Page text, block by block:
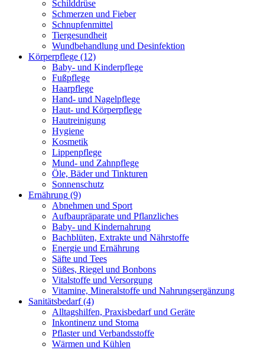
Schilddrüse
Schmerzen und Fieber
Schnupfenmittel
Tiergesundheit
Wundbehandlung und Desinfektion
Körperpflege (12)
Baby- und Kinderpflege
Fußpflege
Haarpflege
Hand- und Nagelpflege
Haut- und Körperpflege
Hautreinigung
Hygiene
Kosmetik
Lippenpflege
Mund- und Zahnpflege
Öle, Bäder und Tinkturen
Sonnenschutz
Ernährung (9)
Abnehmen und Sport
Aufbaupräparate und Pflanzliches
Baby- und Kindernahrung
Bachblüten, Extrakte und Nährstoffe
Energie und Ernährung
Säfte und Tees
Süßes, Riegel und Bonbons
Vitalstoffe und Versorgung
Vitamine, Mineralstoffe und Nahrungsergänzung
Sanitätsbedarf(4)
Alltagshilfen, Praxisbedarf und Geräte
Inkontinenz und Stoma
Pflaster und Verbandsstoffe
Wärmen und Kühlen